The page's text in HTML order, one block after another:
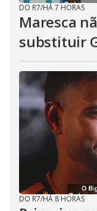
DO R7/HÁ 7 HORAS
Maresca
substituir
DO R7/HÁ 8 HORAS